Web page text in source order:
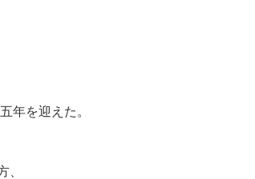
年を迎えた。